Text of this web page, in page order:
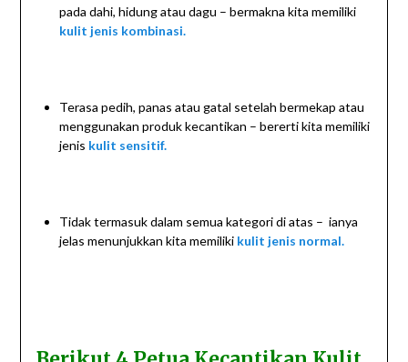
pada dahi, hidung atau dagu – bermakna kita memiliki
kulit jenis kombinasi.
Terasa pedih, panas atau gatal setelah bermekap atau
menggunakan produk kecantikan – bererti kita memiliki
jenis kulit sensitif.
Tidak termasuk dalam semua kategori di atas – ianya
jelas menunjukkan kita memilikikulit jenis normal.